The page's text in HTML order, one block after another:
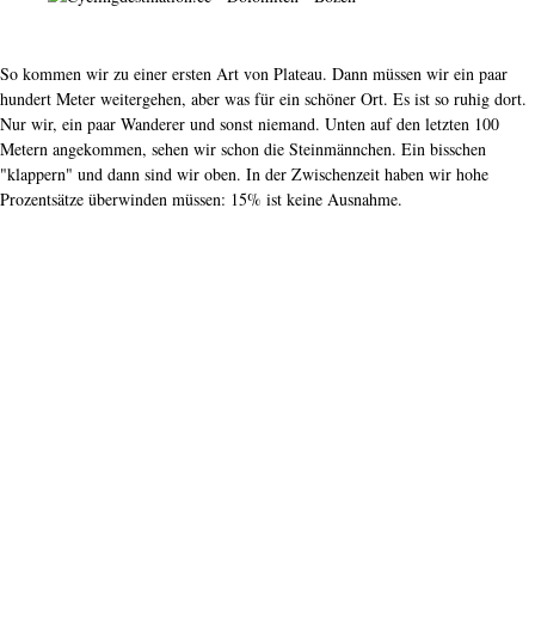
So kommen wir zu einer ersten Art von Plateau. Dann müssen wir ein paar
hundert Meter weitergehen, aber was für ein schöner Ort. Es ist so ruhig dort.
Nur wir, ein paar Wanderer und sonst niemand. Unten auf den letzten 100
Metern angekommen, sehen wir schon die Steinmännchen. Ein bisschen
"klappern" und dann sind wir oben. In der Zwischenzeit haben wir hohe
Prozentsätze überwinden müssen: 15% ist keine Ausnahme.